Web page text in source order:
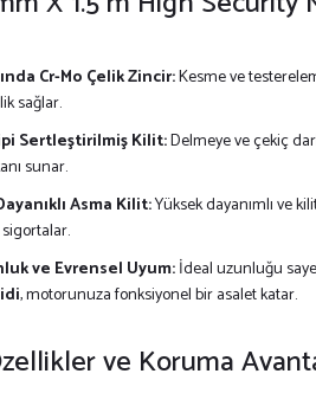
Cr-Mo Çelik Zincir:Kesme ve
sağlar.
Sertleştirilmiş Kilit:Delmeye ve çekiç
sunar.
Asma Kilit:Yüksek dayanımlı ve
ve Evrensel Uyum:İdeal uzunluğu
, motorunuza fonksiyonel bir asalet katar.
ve Koruma